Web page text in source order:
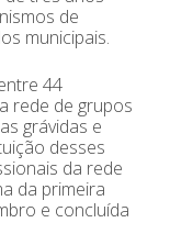
de
municipais.
44
rede de grupos
grávidas e
desses
da rede
da primeira
e concluída